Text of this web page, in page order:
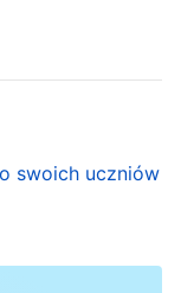
i
i
Poprzez
oraz
swoich uczniów